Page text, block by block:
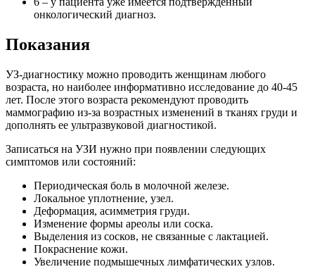
онкологический диагноз.
Показания
УЗ-диагностику можно проводить женщинам любого
возраста, но наиболее информативно исследование до 40-45
лет. После этого возраста рекомендуют проводить
маммографию из-за возрастных изменений в тканях груди и
дополнять ее ультразвуковой диагностикой.
Записаться на УЗИ нужно при появлении следующих
симптомов или состояний:
Периодическая боль в молочной железе.
Локальное уплотнение, узел.
Деформация, асимметрия груди.
Изменение формы ареолы или соска.
Выделения из сосков, не связанные с лактацией.
Покраснение кожи.
Увеличение подмышечных лимфатических узлов.